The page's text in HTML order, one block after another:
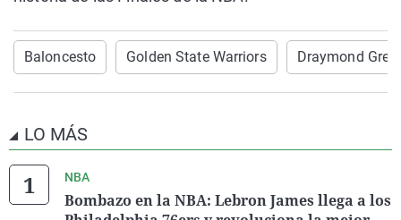
Baloncesto Golden State Warriors Draymond
LO MÁS
NBA
Bombazo en la NBA: Lebron James llega a los